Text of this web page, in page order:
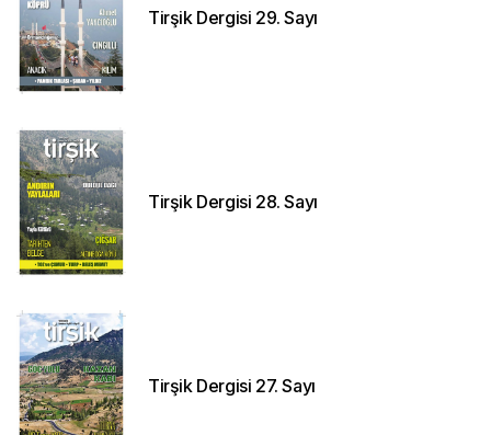
Tirşik Dergisi 29. Sayı
Tirşik Dergisi 28. Sayı
Tirşik Dergisi 27. Sayı